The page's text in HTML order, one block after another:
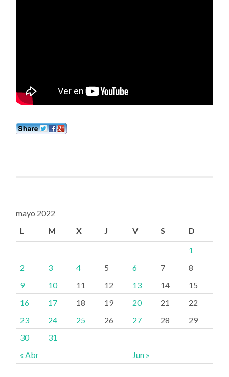
mayo 2022
L
M X J V S D
« Abr Jun »
1
2
3 4 5 6 7
8
9
10 11 12 13 14
15
16
17 18 19 20 21
22
23
24 25 26 27 28
29
30
31